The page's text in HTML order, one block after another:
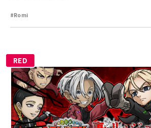
#Romi
RED